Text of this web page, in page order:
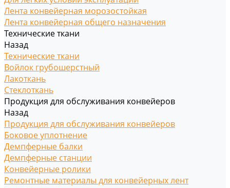
Лента конвейерная морозостойкая
Лента конвейерная общего назначения
Технические ткани
Назад
Технические ткани
Войлок грубошерстный
Лакоткань
Стеклоткань
Продукция для обслуживания конвейеров
Назад
Продукция для обслуживания конвейеров
Боковое уплотнение
Демпферные балки
Демпферные станции
Конвейерные ролики
Ремонтные материалы для конвейерных лент